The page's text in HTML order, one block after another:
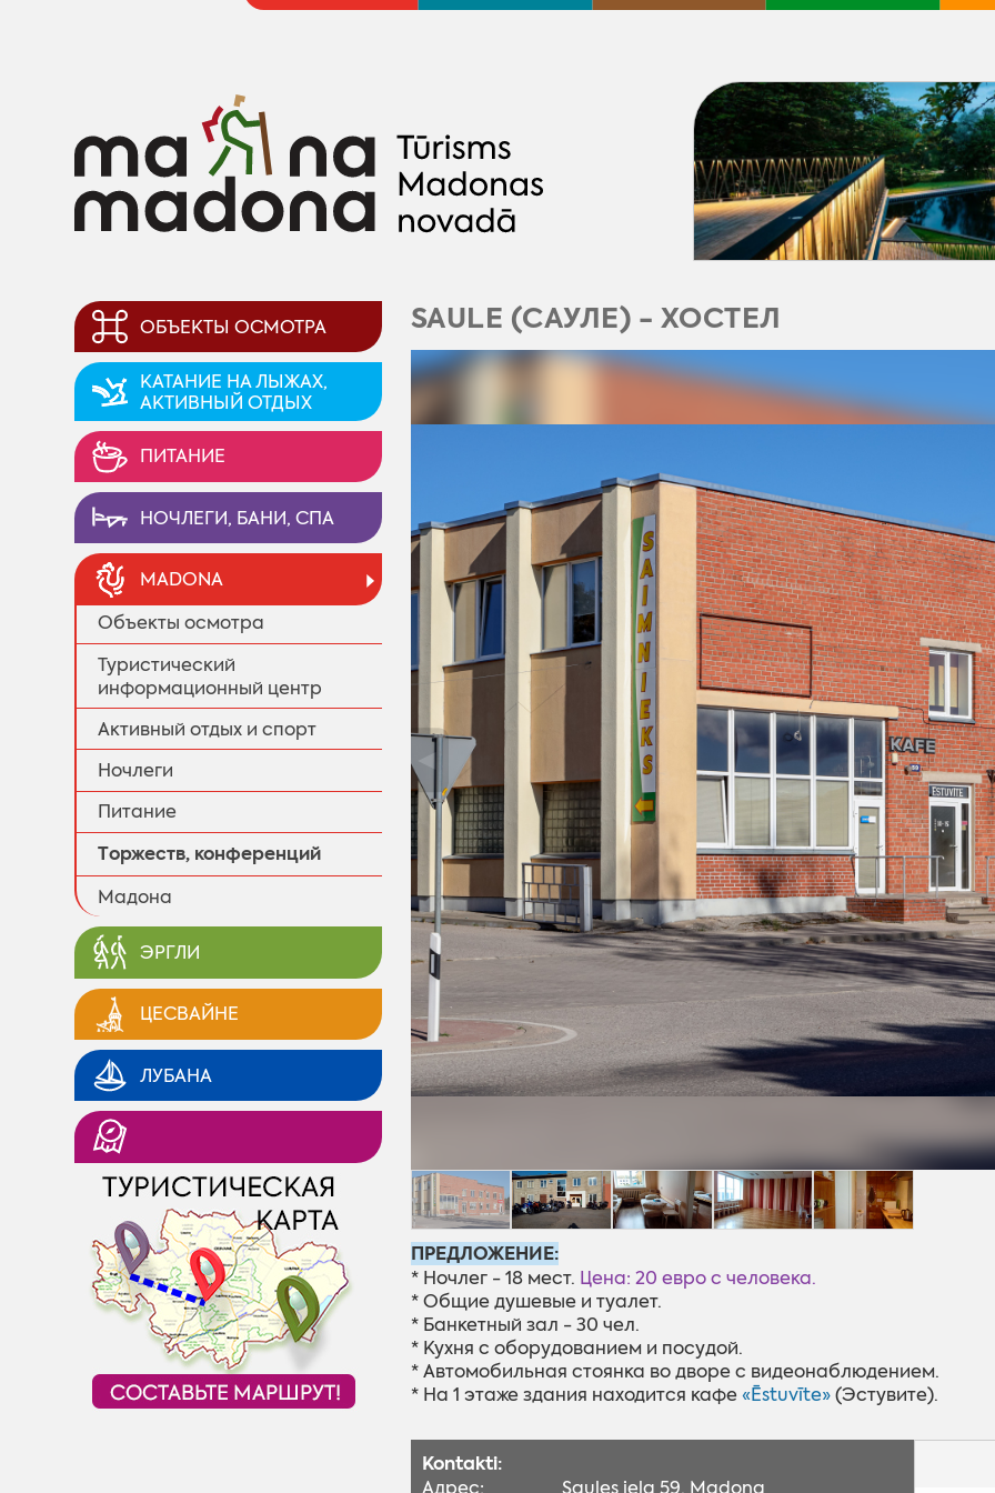
ОБЪЕКТЫ ОСМОТРА
KАТАНИЕ НА ЛЫЖАХ,
AКТИВНЫЙ ОТДЫХ
ПИТАНИЕ
НОЧЛЕГИ, БАНИ, СПА
MADONA
Объекты осмотра
Туристический
информационный центр
Активный отдых и спорт
Ночлеги
Питание
Tоржеств, конференций
Мадона
ЭРГЛИ
ЦЕСВАЙНЕ
ЛУБАНА
SAULE (САУЛЕ) - ХОСТЕЛ
◄
ПРЕДЛОЖЕНИЕ:
* Ночлег - 18 мест. Цена: 20 евро с человека.
* Общие душевые и туалет.
* Банкетный зал - 30 чел.
* Кухня с оборудованием и посудой.
* Автомобильная стоянка во дворе с видеонаблюдением.
* На 1 этаже здания находится кафе«Ēstuvīte»(Эстувите).
Kontakti: